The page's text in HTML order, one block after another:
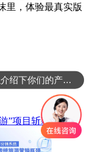
里，体验最真实版
”项目斩获“数据
可以介绍下你们的产品么